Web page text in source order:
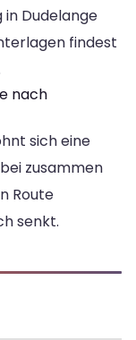
in Dudelange
findest
nach
sich eine
zusammen
Route
senkt.